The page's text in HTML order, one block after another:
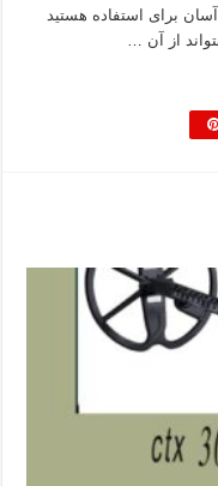
برای استفاده هستید
از آن …